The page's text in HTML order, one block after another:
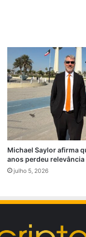
Michael Saylor afirma
anos perdeu relevância
julho 5, 2026